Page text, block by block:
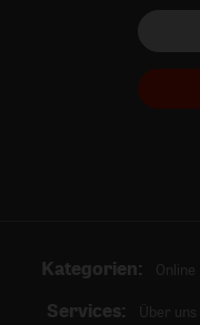
Kategorien: Online
Services: Über uns